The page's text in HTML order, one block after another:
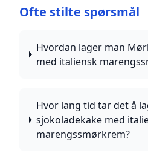
Ofte stilte spørsmål
Hvordan lager man
med italiensk
Hvor lang tid tar det å
sjokoladekake med
marengssmørkrem?